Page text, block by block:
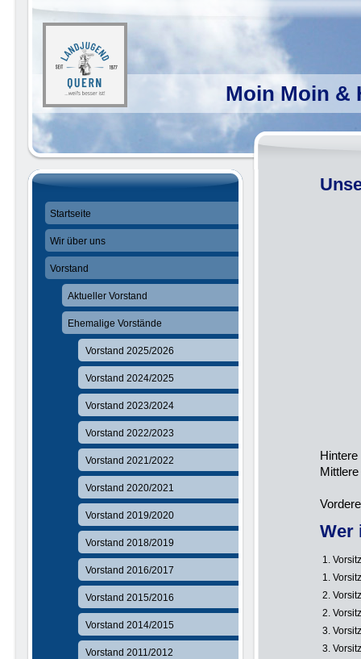
Moin Moin &
Wer
1.
1.
2.
2.
3.
3.
Startseite
Wir über uns
Vorstand
Aktueller Vorstand
Ehemalige Vorstände
Vorstand 2025/2026
Vorstand 2024/2025
Vorstand 2023/2024
Vorstand 2022/2023
Vorstand 2021/2022
Vorstand 2020/2021
Vorstand 2019/2020
Vorstand 2018/2019
Vorstand 2016/2017
Vorstand 2015/2016
Vorstand 2014/2015
Vorstand 2011/2012